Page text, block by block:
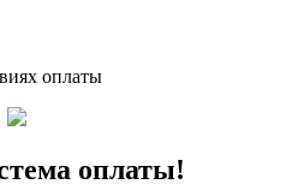
оплаты
оплаты!